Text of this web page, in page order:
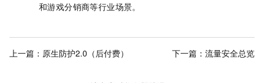
和游戏分销商等行业场景。
上一篇： 原生防护2.0（后付费） 下一篇： 流量安全总览